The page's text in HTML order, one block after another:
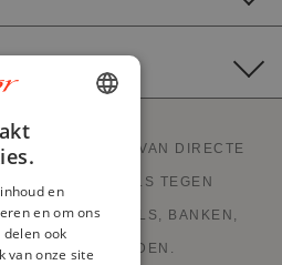
WEBSITE VAN DIRECTE
EN GOEDE DEALS TEGEN
MEUBELS, BANKEN,
EN HAARDEN.
DUTCH
GERMAN
en
en om ons
ook
van onze site